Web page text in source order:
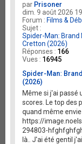
par Prisoner
dim. 9 août 2026
Forum : Films &
Sujet :
Spider-Man: Brand
Cretton (2026)
Réponses : 166
Vues : 16945
Spider-Man:
(2026)
Même si j'ai passé
scores. Le top des
quand même
https://
294803-
là.. J'ai été gentil